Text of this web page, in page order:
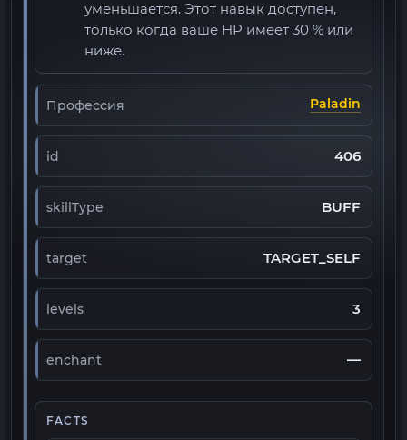
уменьшается. Этот навык доступен,
только когда ваше HP имеет 30 % или
ниже.
Профессия Paladin
id 406
skillType BUFF
target TARGET_SELF
levels 3
enchant —
FACTS